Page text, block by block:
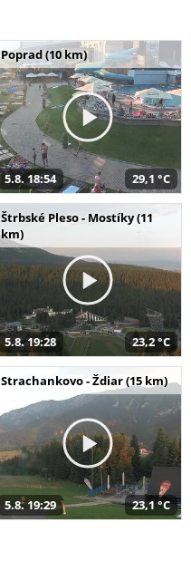
Poprad (10 km)
5.8. 18:54 29,1 °C
Štrbské Pleso - Mostíky (11
km)
5.8. 19:28 23,2 °C
Strachankovo - Ždiar (15 km)
5.8. 19:29 23,1 °C